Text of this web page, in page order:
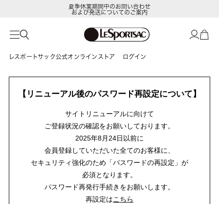
夏季休業期間中のお問い合わせ
および発送についてのご案内
レスポートサック公式オンラインストア ログイン
【リニューアル後のパスワード再設定について】
サイトリニューアルに向けて
ご登録状況の確認をお願いしております。
2025年8月24日以前に
会員登録していただいた全てのお客様に、
セキュリティ強化のため「パスワードの再設定」が
必須となります。
パスワード再発行手続きをお願いします。
再設定はこちら